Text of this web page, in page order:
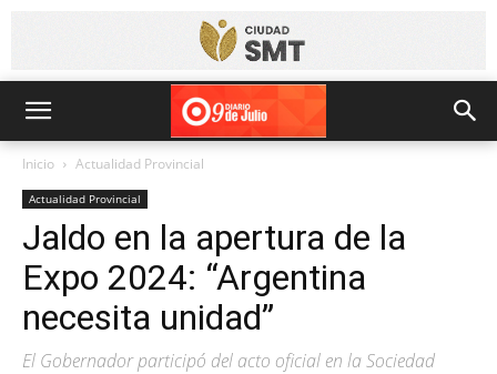
Inicio Actualidad Provincial
Actualidad Provincial
Jaldo en la apertura de la
Expo 2024: “Argentina
necesita unidad”
El Gobernador participó del acto oficial en la Sociedad